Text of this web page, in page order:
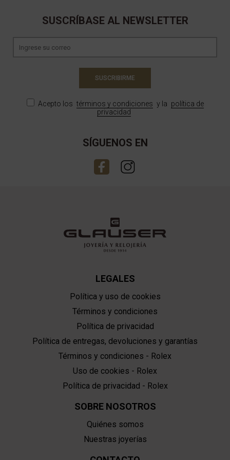
SUSCRÍBASE AL NEWSLETTER
SUSCRIBIRME
Acepto los términos y condiciones y la política de
privacidad
SÍGUENOS EN
LEGALES
Política y uso de cookies
Términos y condiciones
Política de privacidad
Política de entregas, devoluciones y garantías
Términos y condiciones - Rolex
Uso de cookies - Rolex
Política de privacidad - Rolex
SOBRE NOSOTROS
Quiénes somos
Nuestras joyerías